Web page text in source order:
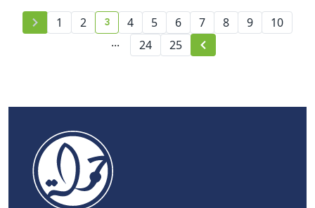
1 2 current page number
3 4 5 6 7 8 9
10
...
24 25